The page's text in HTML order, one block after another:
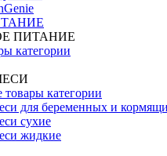
ПИТАНИЕ
категории
товары категории
для беременных и
сухие
жидкие